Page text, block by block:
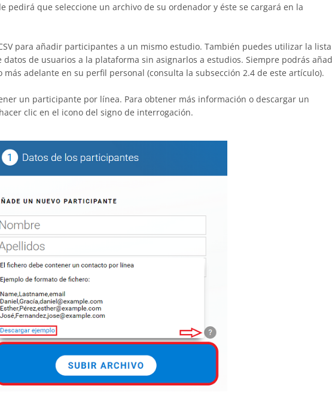
pedirá que seleccione un archivo de su ordenador y éste se cargará en la
para añadir participantes a un mismo estudio. También puedes utilizar la lista
datos de usuarios a la plataforma sin asignarlos a estudios. Siempre podrás
adelante en su perfil personal (consulta la subsección 2.4 de este artículo).
un participante por línea. Para obtener más información o descargar un
clic en el icono del signo de interrogación.